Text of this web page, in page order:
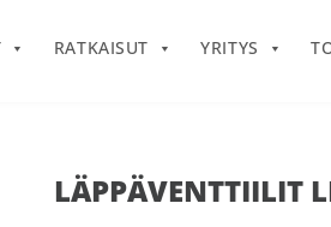
RATKAISUT YRITYS
LÄPPÄVENTTIILIT